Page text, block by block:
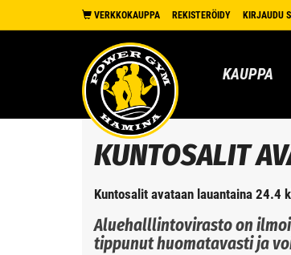
VERKKOKAUPPA REKISTERÖIDY KIRJAUDU
KAUPPA
KUNTOSALIT
Kuntosalit avataan lauantaina 24.4
Aluehalllintovirasto on
tippunut huomatavasti ja